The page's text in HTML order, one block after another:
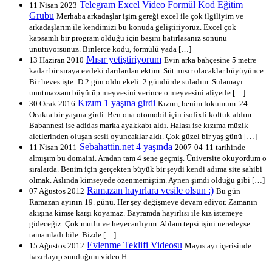
11 Nisan 2023 Telegram Excel Video Formül Kod Eğitim
Grubu Merhaba arkadaşlar işim gereği excel ile çok ilgiliyim ve
arkadaşlarım ile kendimizi bu konuda geliştiriyoruz. Excel çok
kapsamlı bir program olduğu için başını hatırlasanız sonunu
unutuyorsunuz. Binlerce kodu, formülü yada […]
13 Haziran 2010 Mısır yetiştiriyorum Evin arka bahçesine 5 metre
kadar bir sıraya evdeki darılardan ektim. Süt mısır olacaklar büyüyünce.
Bir heves işte :D 2 gün oldu ekeli. 2 gündürde suladım. Sulamayı
unutmazsam büyütüp meyvesini verince o meyvesini afiyetle […]
30 Ocak 2016 Kızım 1 yaşına girdi Kızım, benim lokumum. 24
Ocakta bir yaşına girdi. Ben ona otomobil için isofixli koltuk aldım.
Babannesi ise adidas marka ayakkabı aldı. Halası ise kızıma müzik
aletlerinden oluşan sesli oyuncaklar aldı. Çok güzel bir yaş günü […]
11 Nisan 2011 Sebahattin.net 4 yaşında 2007-04-11 tarihinde
almışım bu domaini. Aradan tam 4 sene geçmiş. Üniversite okuyordum o
sıralarda. Benim için gerçekten büyük bir şeydi kendi adıma site sahibi
olmak. Aslında kimseyede özenmemiştim. Aynen şimdi olduğu gibi […]
07 Ağustos 2012 Ramazan hayırlara vesile olsun :) Bu gün
Ramazan ayının 19. günü. Her şey değişmeye devam ediyor. Zamanın
akışına kimse karşı koyamaz. Bayramda hayırlısı ile kız istemeye
gideceğiz. Çok mutlu ve heyecanlıyım. Ablam tepsi işini neredeyse
tamamladı bile. Bizde […]
15 Ağustos 2012 Evlenme Teklifi Videosu Mayıs ayı içerisinde
hazırlayıp sunduğum video H